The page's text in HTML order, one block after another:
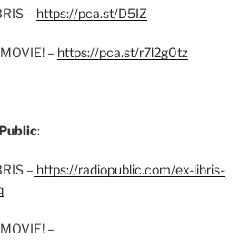
– https://pca.st/D5IZ
– https://pca.st/r7l2g0tz
:
– https://radiopublic.com/ex-libris-
–